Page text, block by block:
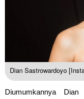
Dian Sastrowardoyo
Diumumkannya